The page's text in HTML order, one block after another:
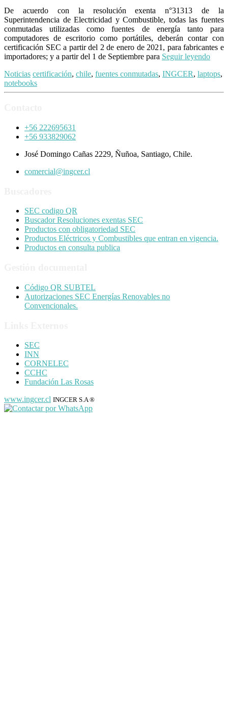
De acuerdo con la resolución exenta n°31313 de la
Superintendencia de Electricidad y Combustible, todas las fuentes
conmutadas utilizadas como fuentes de energía tanto para
computadores de escritorio como portátiles, deberán contar con
certificación SEC a partir del 2 de enero de 2021, para fabricantes e
importadores; y a partir del 1 de Septiembre para Seguir leyendo
Noticias certificación, chile, fuentes conmutadas, INGCER, laptops,
notebooks
+56 222695631
+56 933829062
José Domingo Cañas 2229, Ñuñoa, Santiago, Chile.
comercial@ingcer.cl
SEC codigo QR
Buscador Resoluciones exentas SEC
Productos con obligatoriedad SEC
Productos Eléctricos y Combustibles que entran en vigencia.
Productos en consulta publica
Código QR SUBTEL
Autorizaciones SEC Energías Renovables no
Convencionales.
SEC
INN
CORNELEC
CCHC
Fundación Las Rosas
www.ingcer.cl INGCER S.A ®